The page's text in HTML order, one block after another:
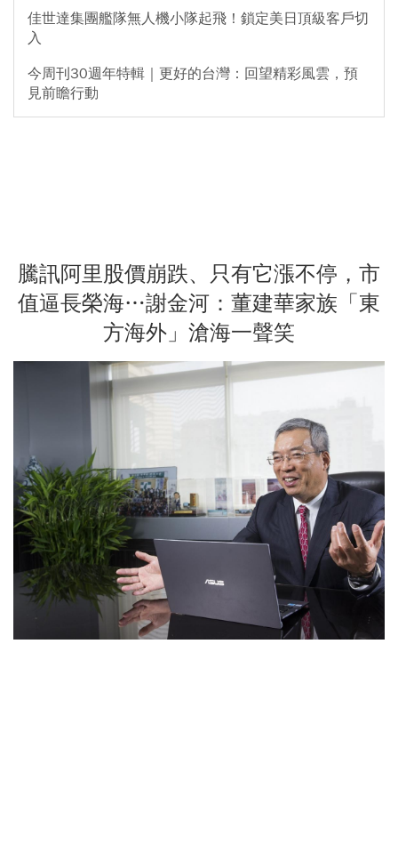
佳世達集團艦隊無人機小隊起飛！鎖定美日頂級客戶切
入
今周刊30週年特輯｜更好的台灣：回望精彩風雲，預
見前瞻行動
騰訊阿里股價崩跌、只有它漲不停，市
值逼長榮海…謝金河：董建華家族「東
方海外」滄海一聲笑